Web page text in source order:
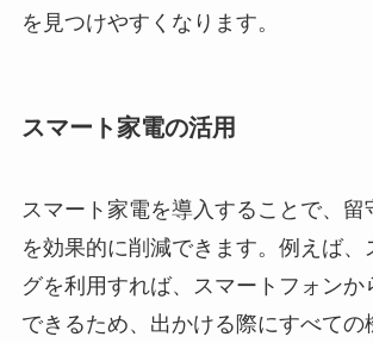
を見つけやすくなります。
スマート家電の活用
スマート家電を導入することで、留
を効果的に削減できます。例えば、
グを利用すれば、スマートフォンか
できるため、出かける際にすべての